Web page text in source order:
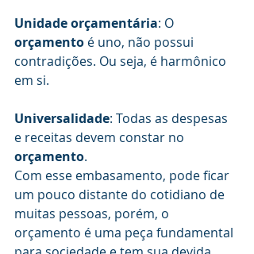
Unidade orçamentária: O
orçamento é uno, não possui
contradições. Ou seja, é harmônico
em si.
Universalidade: Todas as despesas
e receitas devem constar no
orçamento.
Com esse embasamento, pode ficar
um pouco distante do cotidiano de
muitas pessoas, porém, o
orçamento é uma peça fundamental